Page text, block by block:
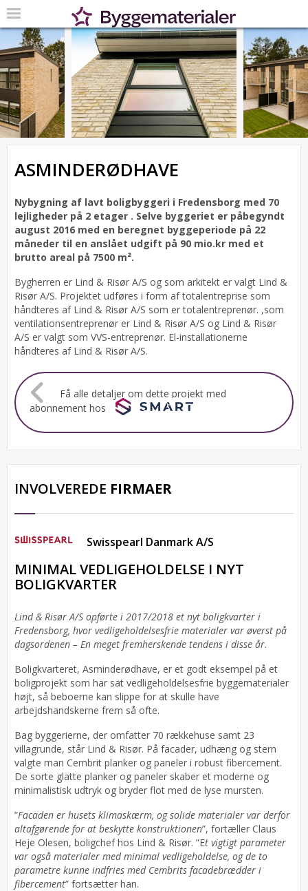
ASMINDERØDHAVE
Nybygning af lavt boligbyggeri i Fredensborg med 70
lejligheder på 2 etager . Selve byggeriet er påbegyndt
august 2016 med en beregnet byggeperiode på 22
måneder til en anslået udgift på 90 mio.kr med et
brutto areal på 7500 m².
Bygherren er Lind & Risør A/S og som arkitekt er valgt Lind &
Risør A/S. Projektet udføres i form af totalentreprise som
håndteres af Lind & Risør A/S som er totalentreprenør. ,som
ventilationsentreprenør er Lind & Risør A/S og Lind & Risør
A/S er valgt som VVS-entreprenør. El-installationerne
håndteres af Lind & Risør A/S.
Få alle detaljer om dette projekt med
abonnement hos
INVOLVEREDE FIRMAER
Swisspearl Danmark A/S
MINIMAL VEDLIGEHOLDELSE I NYT
BOLIGKVARTER
Lind & Risør A/S opførte i 2017/2018 et nyt boligkvarter i
Fredensborg, hvor vedligeholdelsesfrie materialer var øverst på
dagsordenen – En meget fremherskende tendens i disse år.
Boligkvarteret, Asminderødhave, er et godt eksempel på et
boligprojekt som har sat vedligeholdelsesfrie byggematerialer
højt, så beboerne kan slippe for at skulle have
arbejdshandskerne frem så ofte.
Bag byggerierne, der omfatter 70 rækkehuse samt 23
villagrunde, står Lind & Risør. På facader, udhæng og stern
valgte man Cembrit planker og paneler i robust fibercement.
De sorte glatte planker og paneler skaber et moderne og
minimalistisk udtryk og bryder flot med de lyse mursten.
”Facaden er husets klimaskærm, og solide materialer var derfor
altafgørende for at beskytte konstruktionen”, fortæller Claus
Heje Olesen, boligchef hos Lind & Risør. ”Et vigtigt parameter
var også materialer med minimal vedligeholdelse, og de to
parametre kunne indfries med Cembrits facadebrædder i
fibercement” fortsætter han.